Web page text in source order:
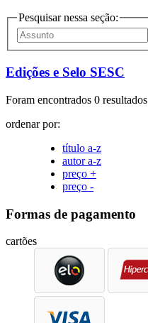
Pesquisar nessa seção:
Edições e Selo SESC
Foram encontrados 0 resultados
ordenar por:
título a-z
autor a-z
preço +
preço -
Formas de pagamento
cartões